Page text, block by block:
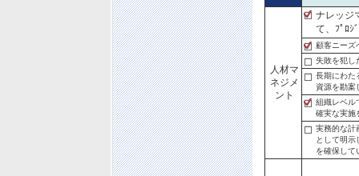
人材マ
ネジメ
ント
ナレッジ
て、ﾌﾟﾛｼ
顧客ニーズ
失敗を犯し
長期にわた
資源を勘案
組織レベル
確実な実施
実務的な計
として明
を確保して